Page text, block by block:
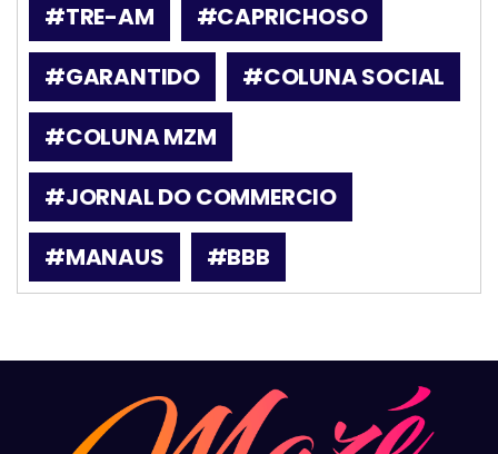
#TRE-AM
#CAPRICHOSO
#GARANTIDO
#COLUNA SOCIAL
#COLUNA MZM
#JORNAL DO COMMERCIO
#MANAUS
#BBB